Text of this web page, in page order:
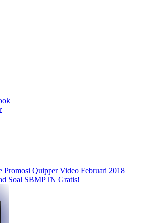
Promosi Quipper Video Februari 2018
Soal SBMPTN Gratis!